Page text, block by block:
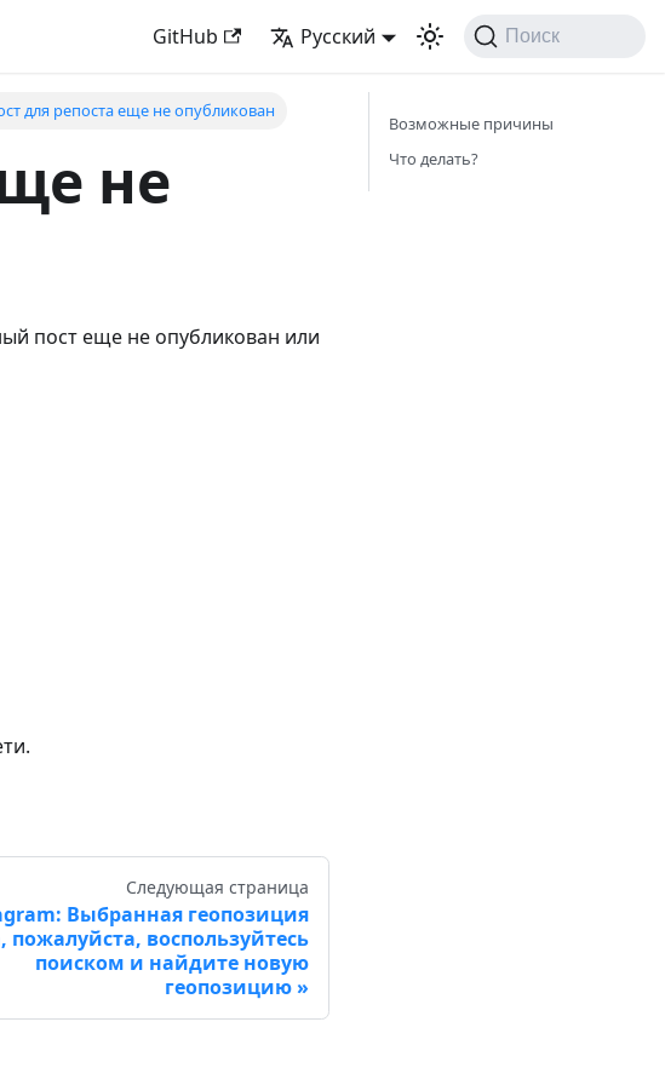
GitHub Русский Поиск
для репоста еще не опубликован
не
пост еще не опубликован или
Следующая страница
Выбранная геопозиция
пожалуйста, воспользуйтесь
поиском и найдите новую
геопозицию
Возможные причины
Что делать?